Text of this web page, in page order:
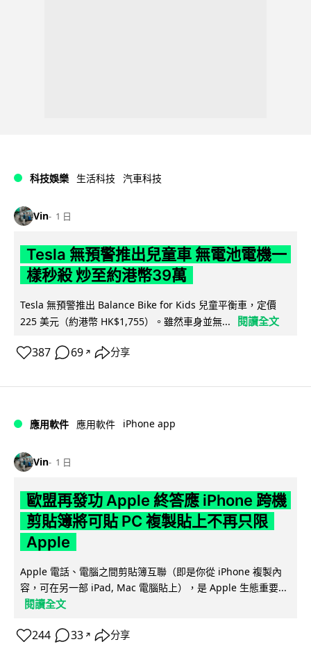
科技娛樂 生活科技 汽車科技
Vin 1 日
Tesla 無預警推出兒童車 無電池電機一
樣秒殺 炒至約港幣39萬
Tesla 無預警推出 Balance Bike for Kids 兒童平衡車，定價
225 美元（約港幣 HK$1,755）。雖然車身並無...
閱讀全文
387 69 ↗ 分享
應用軟件 應用軟件 iPhone app
Vin 1 日
歐盟再發功 Apple 終答應 iPhone 跨機
剪貼簿將可貼 PC 複製貼上不再只限
Apple
Apple 電話、電腦之間剪貼簿互聯（即是你從 iPhone 複製內
容，可在另一部 iPad, Mac 電腦貼上），是 Apple 生態重要...
閱讀全文
244 33 ↗ 分享